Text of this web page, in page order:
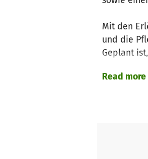
Mit den
und die
Geplant
Beitrag
Wir
Read more